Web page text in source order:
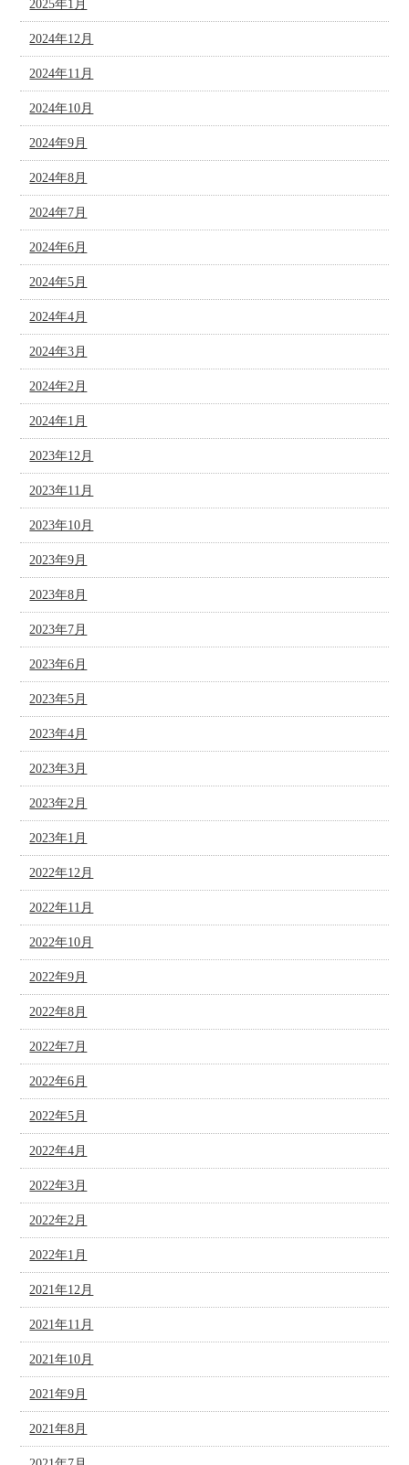
2025年1月
2024年12月
2024年11月
2024年10月
2024年9月
2024年8月
2024年7月
2024年6月
2024年5月
2024年4月
2024年3月
2024年2月
2024年1月
2023年12月
2023年11月
2023年10月
2023年9月
2023年8月
2023年7月
2023年6月
2023年5月
2023年4月
2023年3月
2023年2月
2023年1月
2022年12月
2022年11月
2022年10月
2022年9月
2022年8月
2022年7月
2022年6月
2022年5月
2022年4月
2022年3月
2022年2月
2022年1月
2021年12月
2021年11月
2021年10月
2021年9月
2021年8月